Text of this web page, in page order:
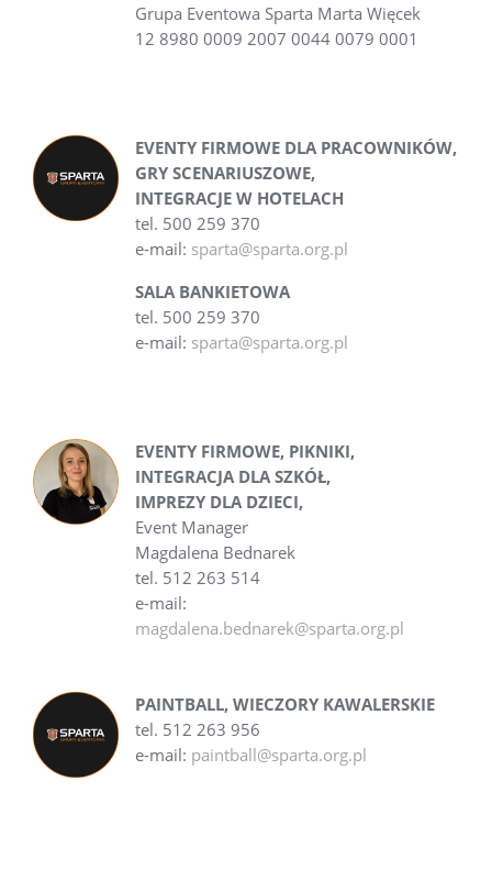
Grupa Eventowa Sparta Marta Więcek
12 8980 0009 2007 0044 0079 0001
EVENTY FIRMOWE DLA PRACOWNIKÓW,
GRY SCENARIUSZOWE,
INTEGRACJE W HOTELACH
tel. 500 259 370
e-mail: sparta@sparta.org.pl
SALA BANKIETOWA
tel. 500 259 370
e-mail: sparta@sparta.org.pl
EVENTY FIRMOWE, PIKNIKI,
INTEGRACJA DLA SZKÓŁ,
IMPREZY DLA DZIECI,
Event Manager
Magdalena Bednarek
tel. 512 263 514
e-mail:
magdalena.bednarek@sparta.org.pl
PAINTBALL, WIECZORY KAWALERSKIE
tel. 512 263 956
e-mail: paintball@sparta.org.pl